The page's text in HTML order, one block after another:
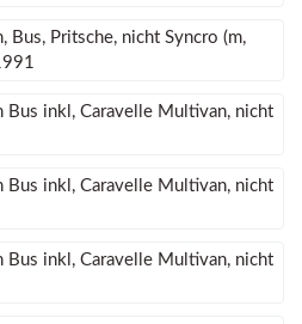
Bus, Pritsche, nicht Syncro (m,
Bus inkl, Caravelle Multivan, nicht
Bus inkl, Caravelle Multivan, nicht
Bus inkl, Caravelle Multivan, nicht